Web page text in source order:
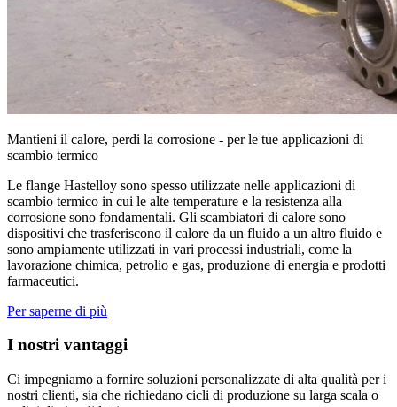
Mantieni il calore, perdi la corrosione - per le tue applicazioni di
scambio termico
Le flange Hastelloy sono spesso utilizzate nelle applicazioni di
scambio termico in cui le alte temperature e la resistenza alla
corrosione sono fondamentali. Gli scambiatori di calore sono
dispositivi che trasferiscono il calore da un fluido a un altro fluido e
sono ampiamente utilizzati in vari processi industriali, come la
lavorazione chimica, petrolio e gas, produzione di energia e prodotti
farmaceutici.
Per saperne di più
I nostri vantaggi
Ci impegniamo a fornire soluzioni personalizzate di alta qualità per i
nostri clienti, sia che richiedano cicli di produzione su larga scala o